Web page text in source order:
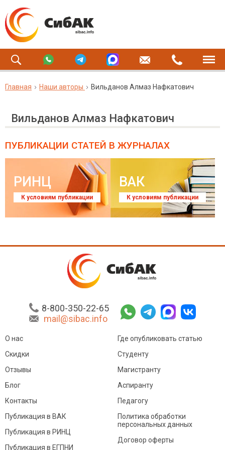
Главная Наши авторы Вильданов Алмаз Нафкатович
Вильданов Алмаз Нафкатович
ПУБЛИКАЦИИ СТАТЕЙ В ЖУРНАЛАХ
РИНЦ
К условиям публикации
ВАК
К условиям публикации
8-800-350-22-65
mail@sibac.info
О нас
Скидки
Отзывы
Блог
Контакты
Где опубликовать статью
Студенту
Магистранту
Аспиранту
Педагогу
Публикация в ВАК
Публикация в РИНЦ
Публикация в ЕГПНИ
Политика обработки
персональных данных
Договор оферты